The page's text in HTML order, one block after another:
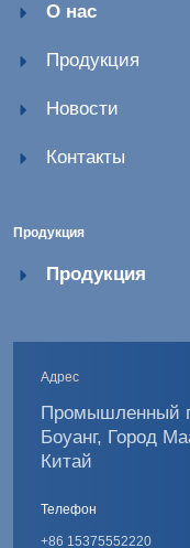
О нас
Продукция
Новости
Контакты
Продукция
Продукция
Адрес
Промышленный
Боуанг, Город
Китай
Телефон
+86 15375552220